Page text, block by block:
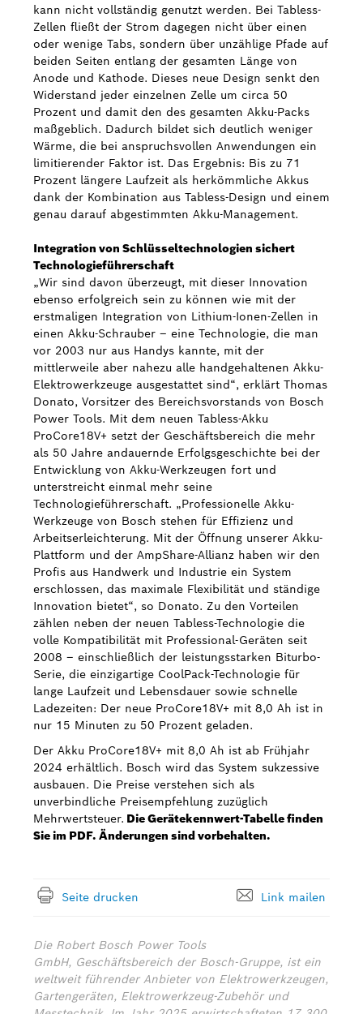
kann nicht vollständig genutzt werden. Bei Tabless-
Zellen fließt der Strom dagegen nicht über einen
oder wenige Tabs, sondern über unzählige Pfade auf
beiden Seiten entlang der gesamten Länge von
Anode und Kathode. Dieses neue Design senkt den
Widerstand jeder einzelnen Zelle um circa 50
Prozent und damit den des gesamten Akku-Packs
maßgeblich. Dadurch bildet sich deutlich weniger
Wärme, die bei anspruchsvollen Anwendungen ein
limitierender Faktor ist. Das Ergebnis: Bis zu 71
Prozent längere Laufzeit als herkömmliche Akkus
dank der Kombination aus Tabless-Design und einem
genau darauf abgestimmten Akku-Management.
Integration von Schlüsseltechnologien sichert
Technologieführerschaft
„Wir sind davon überzeugt, mit dieser Innovation
ebenso erfolgreich sein zu können wie mit der
erstmaligen Integration von Lithium-Ionen-Zellen in
einen Akku-Schrauber ‒ eine Technologie, die man
vor 2003 nur aus Handys kannte, mit der
mittlerweile aber nahezu alle handgehaltenen Akku-
Elektrowerkzeuge ausgestattet sind“, erklärt Thomas
Donato, Vorsitzer des Bereichsvorstands von Bosch
Power Tools. Mit dem neuen Tabless-Akku
ProCore18V+ setzt der Geschäftsbereich die mehr
als 50 Jahre andauernde Erfolgsgeschichte bei der
Entwicklung von Akku-Werkzeugen fort und
unterstreicht einmal mehr seine
Technologieführerschaft. „Professionelle Akku-
Werkzeuge von Bosch stehen für Effizienz und
Arbeitserleichterung. Mit der Öffnung unserer Akku-
Plattform und der AmpShare-Allianz haben wir den
Profis aus Handwerk und Industrie ein System
erschlossen, das maximale Flexibilität und ständige
Innovation bietet“, so Donato. Zu den Vorteilen
zählen neben der neuen Tabless-Technologie die
volle Kompatibilität mit Professional-Geräten seit
2008 ‒ einschließlich der leistungsstarken Biturbo-
Serie, die einzigartige CoolPack-Technologie für
lange Laufzeit und Lebensdauer sowie schnelle
Ladezeiten: Der neue ProCore18V+ mit 8,0 Ah ist in
nur 15 Minuten zu 50 Prozent geladen.
Der Akku ProCore18V+ mit 8,0 Ah ist ab Frühjahr
2024 erhältlich. Bosch wird das System sukzessive
ausbauen. Die Preise verstehen sich als
unverbindliche Preisempfehlung zuzüglich
Mehrwertsteuer. Die Gerätekennwert-Tabelle finden
Sie im PDF. Änderungen sind vorbehalten.
Seite drucken Link mailen
Die Robert Bosch Power Tools
GmbH, Geschäftsbereich der Bosch-Gruppe, ist ein
weltweit führender Anbieter von Elektrowerkzeugen,
Gartengeräten, Elektrowerkzeug-Zubehör und